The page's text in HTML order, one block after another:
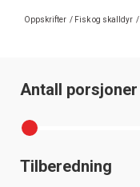
Oppskrifter / Fisk og skalldyr /
Antall porsjoner
Tilberedning